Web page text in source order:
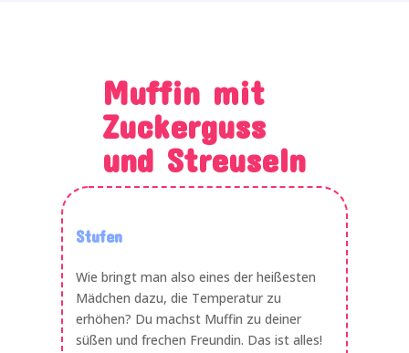
Muffin mit
Zuckerguss
und Streuseln
Stufen
Wie bringt man also eines der heißesten
Mädchen dazu, die Temperatur zu
erhöhen? Du machst Muffin zu deiner
süßen und frechen Freundin. Das ist alles!